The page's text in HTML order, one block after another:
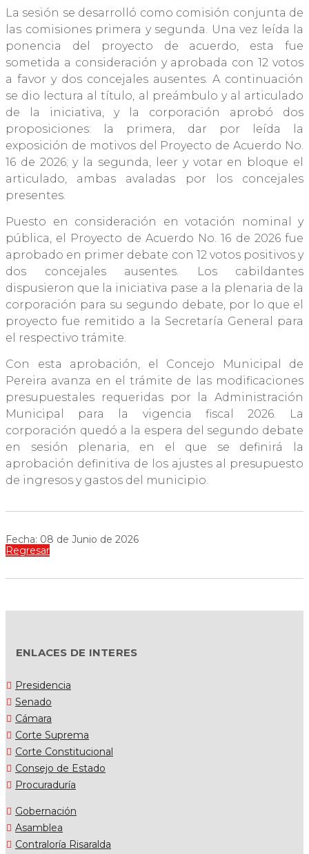
La sesión se desarrolló como comisión conjunta de
las comisiones primera y segunda. Una vez leída la
ponencia del proyecto de acuerdo, esta fue
sometida a consideración y aprobada con 12 votos
a favor y dos concejales ausentes. A continuación
se dio lectura al título, al preámbulo y al articulado
de la iniciativa, y la corporación aprobó dos
proposiciones: la primera, dar por leída la
exposición de motivos del Proyecto de Acuerdo No.
16 de 2026; y la segunda, leer y votar en bloque el
articulado, ambas avaladas por los concejales
presentes.
Puesto en consideración en votación nominal y
pública, el Proyecto de Acuerdo No. 16 de 2026 fue
aprobado en primer debate con 12 votos positivos y
dos concejales ausentes. Los cabildantes
dispusieron que la iniciativa pase a la plenaria de la
corporación para su segundo debate, por lo que el
proyecto fue remitido a la Secretaría General para
el respectivo trámite.
Con esta aprobación, el Concejo Municipal de
Pereira avanza en el trámite de las modificaciones
presupuestales requeridas por la Administración
Municipal para la vigencia fiscal 2026. La
corporación quedó a la espera del segundo debate
en sesión plenaria, en el que se definirá la
aprobación definitiva de los ajustes al presupuesto
de ingresos y gastos del municipio.
Fecha: 08 de Junio de 2026
Regresar
ENLACES DE INTERES
Presidencia
Senado
Cámara
Corte Suprema
Corte Constitucional
Consejo de Estado
Procuraduría
Gobernación
Asamblea
Contraloría Risaralda